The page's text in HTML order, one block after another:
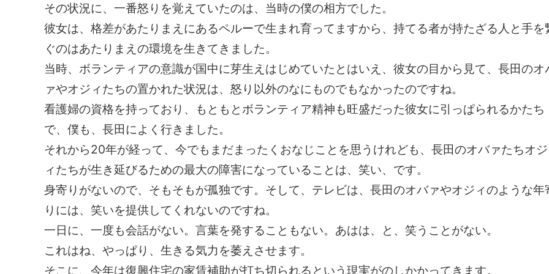
その状況に、一番怒りを覚えていたのは、当時の僕の相方でした。
彼女は、格差があたりまえにあるペルーで生まれ育ってますから、持てる者が持たざる人と手を
ぐのはあたりまえの環境を生きてきました。
当時、ボランティアの意識が国中に芽生えはじめていたとはいえ、彼女の目から見て、長田のオ
ァやオジィたちの置かれた状況は、怒り以外のなにものでもなかったのですね。
看護婦の資格を持っており、もともとボランティア精神も旺盛だった彼女に引っぱられるかたち
で、僕も、長田によく行きました。
それから20年が経って、今でもまだまったくおなじことを思うけれども、長田のオバァたちオジ
ィたちが生き延びるための最大の障害になっていることは、笑い、です。
身寄りがないので、そもそもが孤独です。そして、テレビは、長田のオバァやオジィのような年
りには、笑いを提供してくれないのですね。
一日に、一度も会話がない。言葉を発することもない。あはは、と、笑うことがない。
これはね、やっぱり、生きる気力を萎えさせます。
そこに、今年は復興住宅の家賃補助が打ち切られるという現実がのしかかってきます。